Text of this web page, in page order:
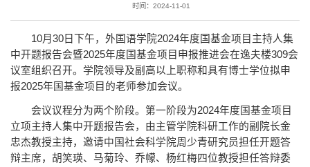
时间：2024-11-01
10月30日下午，外国语学院2024年度国基金项目主持人集
中开题报告会暨2025年度国基金项目申报推进会在逸夫楼309会
议室组织召开。学院领导及副高以上职称和具有博士学位拟申
报2025年国基金项目的老师参加会议。
会议议程分为两个阶段。第一阶段为2024年度国基金项目
立项主持人集中开题报告会，由主管学院科研工作的副院长金
忠杰教授主持，邀请中国社会科学院周少青研究员担任开题答
辩主席，胡笑瑛、马菊玲、乔幪、杨红梅四位教授担任答辩委